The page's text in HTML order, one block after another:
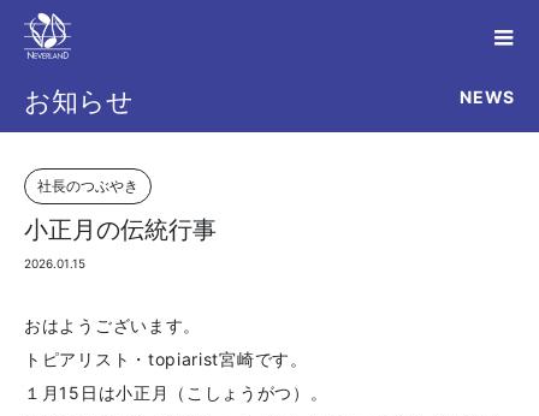
お知らせ NEWS
社長のつぶやき
小正月の伝統行事
2026.01.15
おはようございます。
トピアリスト・topiarist宮崎です。
１月15日は小正月（こしょうがつ）。